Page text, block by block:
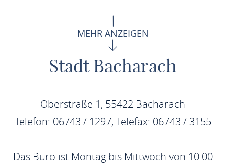
Januar 1964 stattgefunden hat, werden nunmehr alle Daten
Die bisherige dreistufige Berechnung der Grundsteuer wird
in Rheinland-Pfalz beibehalten:
MEHR ANZEIGEN
Stadt Bacharach
Oberstraße 1, 55422 Bacharach
Telefon: 06743 / 1297, Telefax: 06743 / 3155
Das Büro ist Montag bis Mittwoch von 10.00